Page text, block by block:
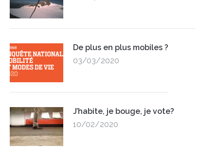
De plus en plus mobiles ?
03/03/2020
J’habite, je bouge, je vote?
10/02/2020